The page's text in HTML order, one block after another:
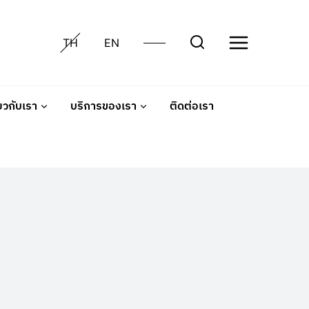
TH EN
วกับเรา บริการของเรา ติดต่อเรา